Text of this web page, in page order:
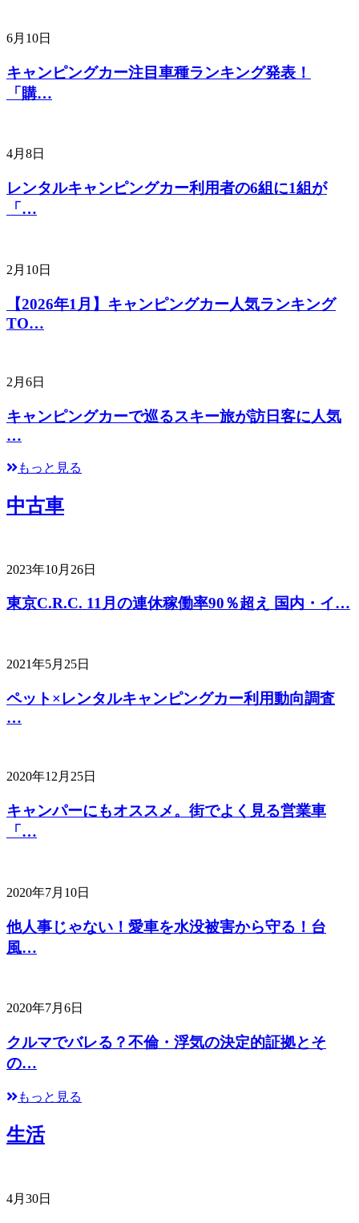
6月10日
キャンピングカー注目車種ランキング発表！
「購…
4月8日
レンタルキャンピングカー利用者の6組に1組が
「…
2月10日
【2026年1月】キャンピングカー人気ランキング
TO…
2月6日
キャンピングカーで巡るスキー旅が訪日客に人気
…
もっと見る
中古車
2023年10月26日
東京C.R.C. 11月の連休稼働率90％超え 国内・イ…
2021年5月25日
ペット×レンタルキャンピングカー利用動向調査
…
2020年12月25日
キャンパーにもオススメ。街でよく見る営業車
「…
2020年7月10日
他人事じゃない！愛車を水没被害から守る！台
風…
2020年7月6日
クルマでバレる？不倫・浮気の決定的証拠とそ
の…
もっと見る
生活
4月30日